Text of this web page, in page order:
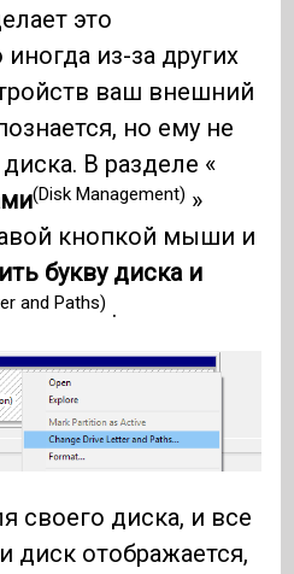
это
из-за других
ваш внешний
но ему не
В разделе «
(Disk Management) »
кнопкой мыши и
букву диска и
and Paths) .
своего диска, и все
диск отображается,